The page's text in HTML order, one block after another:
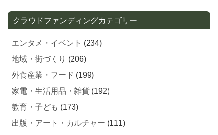
クラウドファンディングカテゴリー
エンタメ・イベント (234)
地域・街づくり (206)
外食産業・フード (199)
家電・生活用品・雑貨 (192)
教育・子ども (173)
出版・アート・カルチャー (111)